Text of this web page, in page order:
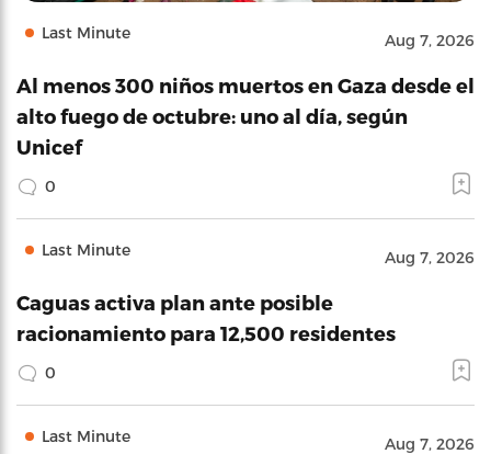
Last Minute Aug 7, 2026
Al menos 300 niños muertos en Gaza desde el
alto fuego de octubre: uno al día, según
Unicef
0
Last Minute Aug 7, 2026
Caguas activa plan ante posible
racionamiento para 12,500 residentes
0
Last Minute Aug 7, 2026